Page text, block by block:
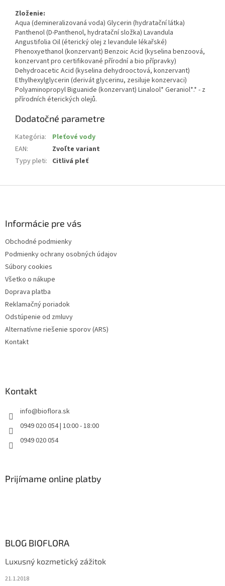
Zloženie:
Aqua (demineralizovaná voda) Glycerin (hydratační látka)
Panthenol (D-Panthenol, hydratační složka) Lavandula
Angustifolia Oil (éterický olej z levandule lékařské)
Phenoxyethanol (konzervant) Benzoic Acid (kyselina benzoová,
konzervant pro certifikované přírodní a bio přípravky)
Dehydroacetic Acid (kyselina dehydrooctová, konzervant)
Ethylhexylglycerin (derivát glycerinu, zesiluje konzervaci)
Polyaminopropyl Biguanide (konzervant) Linalool* Geraniol*.* - z
přírodních éterických olejů.
Dodatočné parametre
Kategória:
Pleťové vody
EAN:
Zvoľte variant
Typy pleti: Citlivá pleť
Informácie pre vás
Obchodné podmienky
Podmienky ochrany osobných údajov
Súbory cookies
Všetko o nákupe
Doprava platba
Reklamačný poriadok
Odstúpenie od zmluvy
Alternatívne riešenie sporov (ARS)
Kontakt
Kontakt
info@bioflora.sk
0949 020 054 | 10:00 - 18:00
0949 020 054
Prijímame online platby
BLOG BIOFLORA
Luxusný kozmetický zážitok
21.1.2018